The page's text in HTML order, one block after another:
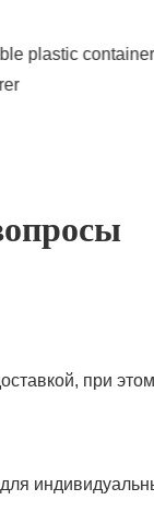
при этом